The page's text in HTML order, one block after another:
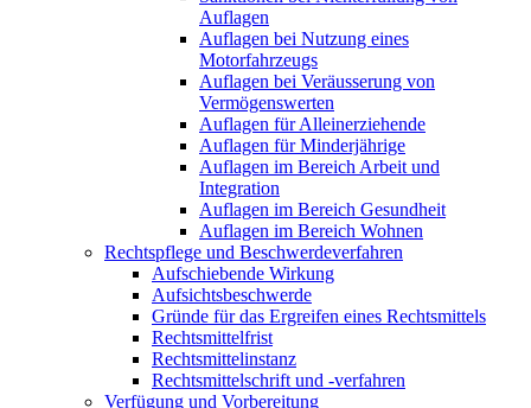
Auflagen
Auflagen bei Nutzung eines
Motorfahrzeugs
Auflagen bei Veräusserung von
Vermögenswerten
Auflagen für Alleinerziehende
Auflagen für Minderjährige
Auflagen im Bereich Arbeit und
Integration
Auflagen im Bereich Gesundheit
Auflagen im Bereich Wohnen
Rechtspflege und Beschwerdeverfahren
Aufschiebende Wirkung
Aufsichtsbeschwerde
Gründe für das Ergreifen eines Rechtsmittels
Rechtsmittelfrist
Rechtsmittelinstanz
Rechtsmittelschrift und -verfahren
Verfügung und Vorbereitung